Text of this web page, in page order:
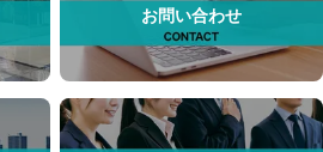
お問い合わせ